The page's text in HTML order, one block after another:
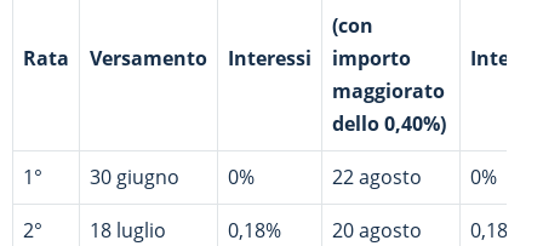
Rata Versamento Interessi
(con
importo
maggiorato
dello 0,40%)
1° 30 giugno 0% 22 agosto
0%
2°
18 luglio 0,18% 20 agosto 0,18%